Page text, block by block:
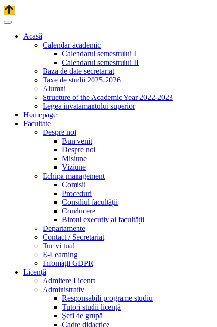
Acasă
Calendar academic
Calendarul semestrului I
Calendarul semestrului II
Baza de date secretariat
Taxe de studii 2025-2026
Alumni
Structure of the Academic Year 2022-2023
Legea invatamantului superior
Homepage
Facultate
Despre noi
Bun venit
Despre noi
Misiune
Viziune
Echipa management
Comisii
Proceduri
Consiliul facultății
Conducere
Biroul executiv al facultății
Departamente
Contact / Secretariat
Tur virtual
E-Learning
Infomații GDPR
Licență
Admitere Licenta
Administrativ
Responsabili programe studiu
Tutori studii licență
Şefi de grupă
Cadre didactice